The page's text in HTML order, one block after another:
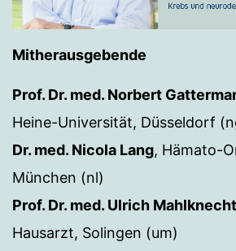
Mitherausgebende
Prof. Dr. med. Norbert
Heine-Universität, Düsseldorf
Dr. med. Nicola Lang, Hämato-
München (nl)
Prof. Dr. med. Ulrich Mahlknecht
Hausarzt, Solingen (um)